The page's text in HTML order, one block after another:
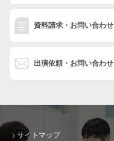
資料請求・お問い合わせ
出演依頼・お問い合わせ
サイトマップ